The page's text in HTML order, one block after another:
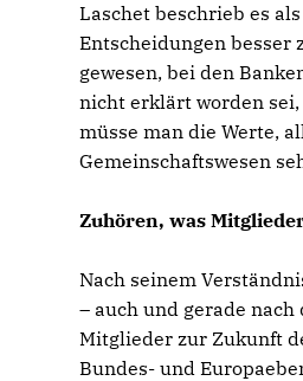
Laschet beschrieb es
Entscheidungen
gewesen, bei den
nicht erklärt worden sei,
müsse man die Werte,
Gemeinschaftswesen
Zuhören, was
Nach seinem
– auch und gerade
Mitglieder zur Zukunft
Bundes- und